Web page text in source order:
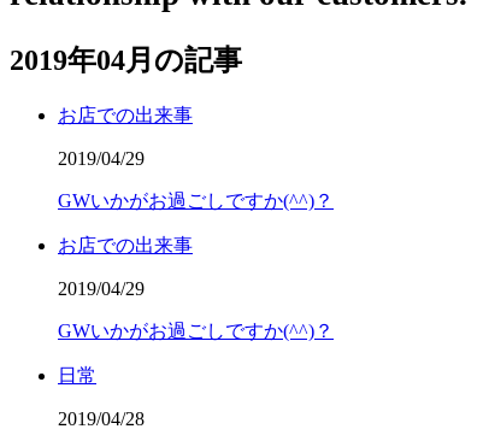
2019年04月の記事
お店での出来事
2019/04/29
GWいかがお過ごしですか(^^)？
お店での出来事
2019/04/29
GWいかがお過ごしですか(^^)？
日常
2019/04/28